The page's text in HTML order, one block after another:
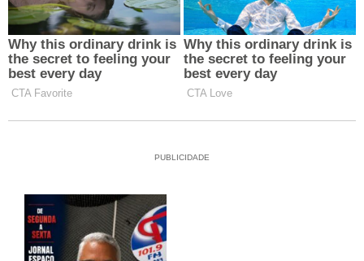
PUBLICIDADE